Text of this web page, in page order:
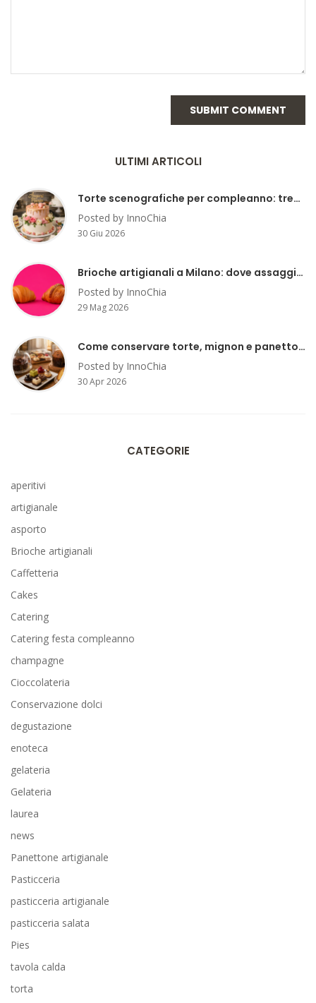
ULTIMI ARTICOLI
Torte scenografiche per compleanno: trend e idee
Posted by InnoChia
30 Giu 2026
Brioche artigianali a Milano: dove assaggiarle?
Posted by InnoChia
29 Mag 2026
Come conservare torte, mignon e panettoni artigianali a casa
Posted by InnoChia
30 Apr 2026
CATEGORIE
aperitivi
artigianale
asporto
Brioche artigianali
Caffetteria
Cakes
Catering
Catering festa compleanno
champagne
Cioccolateria
Conservazione dolci
degustazione
enoteca
gelateria
Gelateria
laurea
news
Panettone artigianale
Pasticceria
pasticceria artigianale
pasticceria salata
Pies
tavola calda
torta